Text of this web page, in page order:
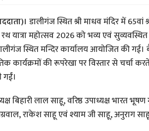
डालीगंज स्थित श्री माधव मंदिर में 65वां
रथ यात्रा महोत्सव 2026 को भव्य एवं
स्थित मन्दिर कार्यालय आयोजित की
कार्यक्रमों की रूपरेखा पर विस्तार से चर्चा
गईं।
बिहारी लाल साहू, वरिष्ठ उपाध्यक्ष भारत
राकेश साहू एवं श्याम जी साहू, अनुराग